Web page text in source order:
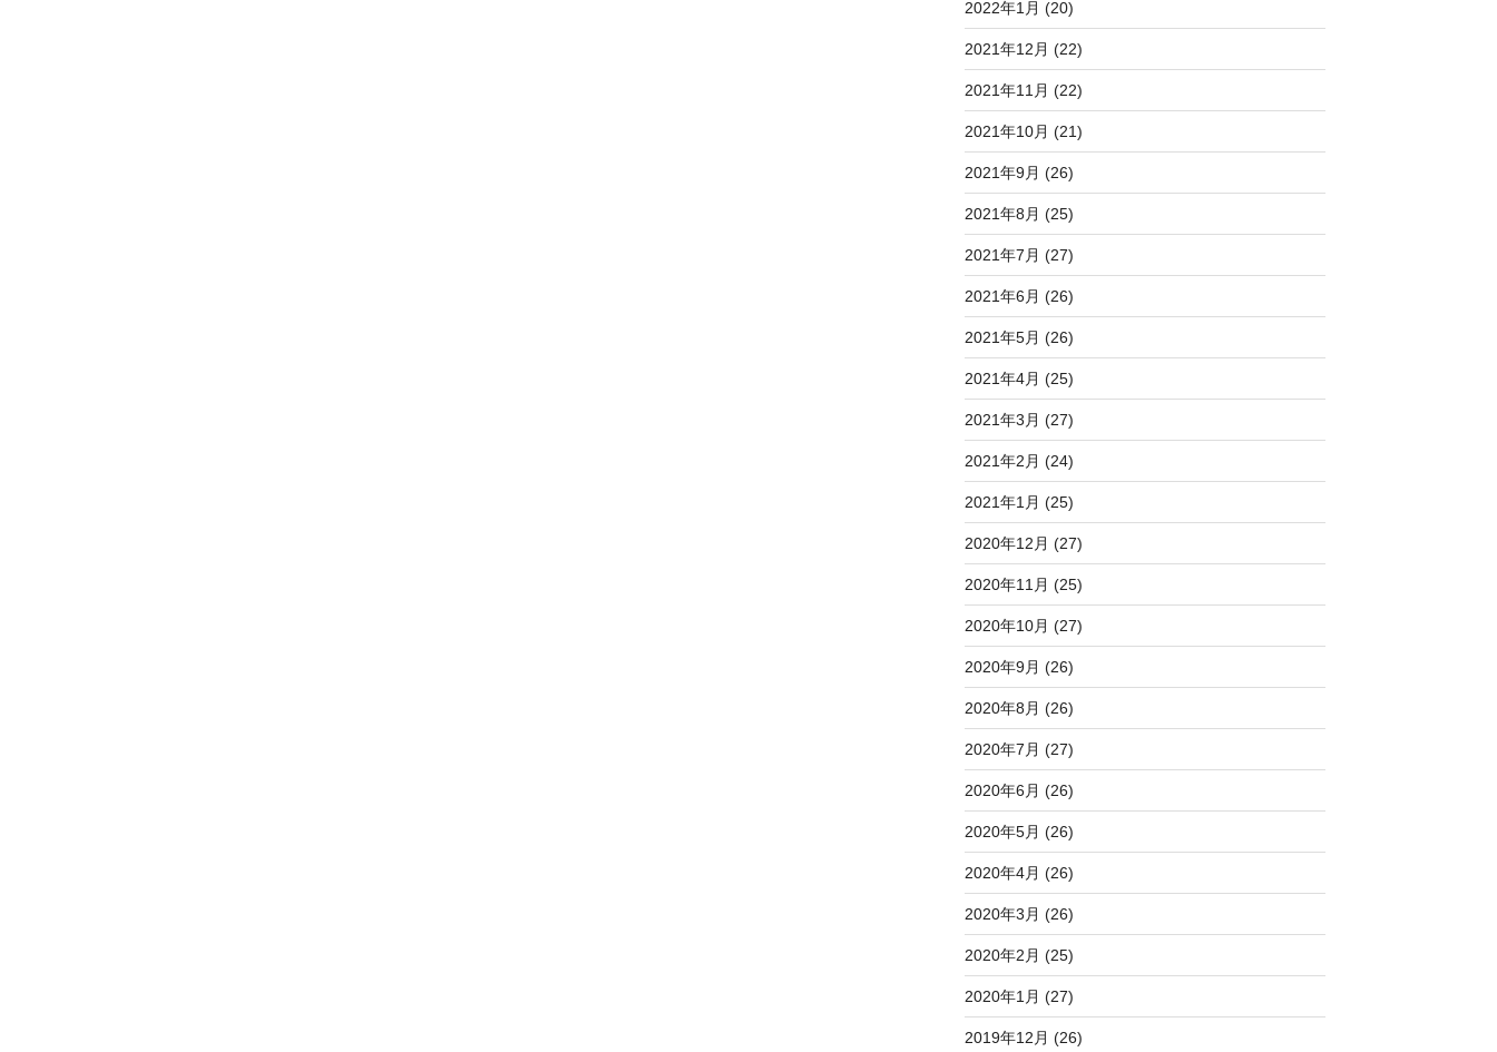
2022年1月 (20)
2021年12月 (22)
2021年11月 (22)
2021年10月 (21)
2021年9月 (26)
2021年8月 (25)
2021年7月 (27)
2021年6月 (26)
2021年5月 (26)
2021年4月 (25)
2021年3月 (27)
2021年2月 (24)
2021年1月 (25)
2020年12月 (27)
2020年11月 (25)
2020年10月 (27)
2020年9月 (26)
2020年8月 (26)
2020年7月 (27)
2020年6月 (26)
2020年5月 (26)
2020年4月 (26)
2020年3月 (26)
2020年2月 (25)
2020年1月 (27)
2019年12月 (26)